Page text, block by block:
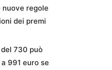
nuove regole
dei premi
730 può
991 euro se